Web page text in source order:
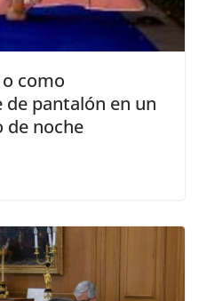
como
pantalón en un
de noche